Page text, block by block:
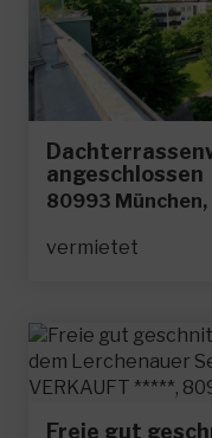
angeschlossen
80993
vermietet
Freie gut